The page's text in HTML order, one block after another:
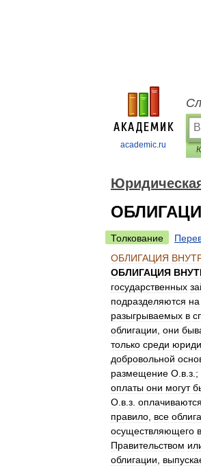
academic.ru
Толкование
ОБЛИГАЦИЯ
ОБЛИГАЦИЯ
государственных
подразделяются на
разыгрываемых в
облигации они
только среди
добровольной
размещение О в з .;
оплаты они могут
О в з оплачиваются
правило все
осуществляющего
Правительством
облигации